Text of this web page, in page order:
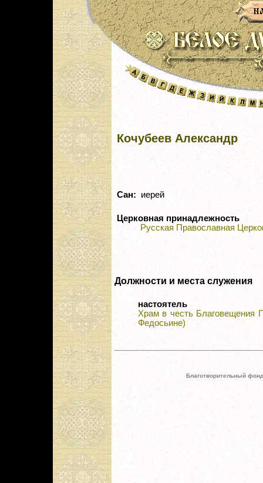
Кочубеев Александр
Сан: иерей
Церковная принадлежность
Русская Православная
Должности и места служения
настоятель
Храм в честь Благовещения
Федосьине)
Благотворительный